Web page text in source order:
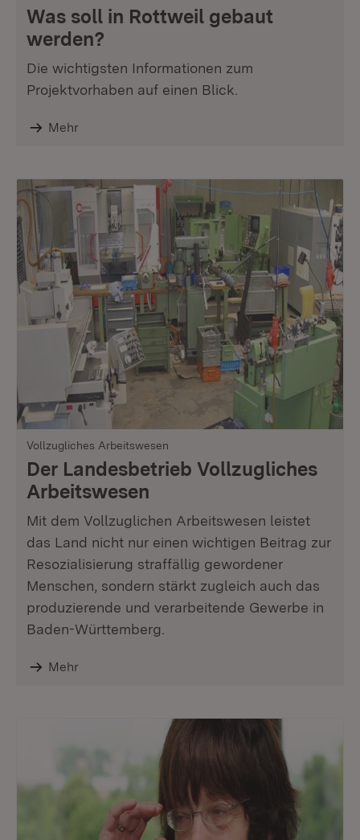
Was soll in Rottweil gebaut
werden?
Die wichtigsten Informationen zum
Projektvorhaben auf einen Blick.
Mehr
Vollzugliches Arbeitswesen
Der Landesbetrieb Vollzugliches
Arbeitswesen
Mit dem Vollzuglichen Arbeitswesen leistet
das Land nicht nur einen wichtigen Beitrag zur
Resozialisierung straffällig gewordener
Menschen, sondern stärkt zugleich auch das
produzierende und verarbeitende Gewerbe in
Baden-Württemberg.
Mehr